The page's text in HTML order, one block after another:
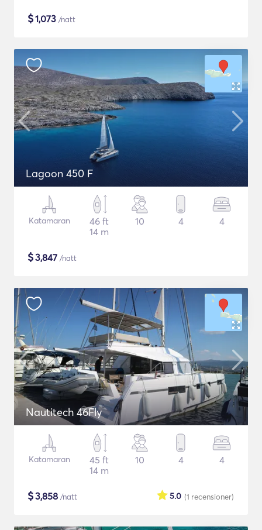
$1,073 /natt
Lagoon 450 F
Katamaran
46 ft
14 m
10 4 4
$3,847 /natt
Nautitech 46Fly
Katamaran
45 ft
14 m
10 4 4
$3,858 /natt (1 recensioner)
5.0